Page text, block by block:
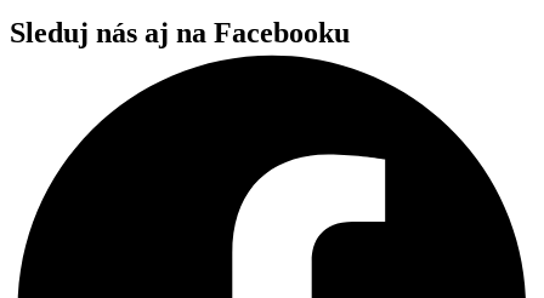
Sleduj nás aj na Facebooku